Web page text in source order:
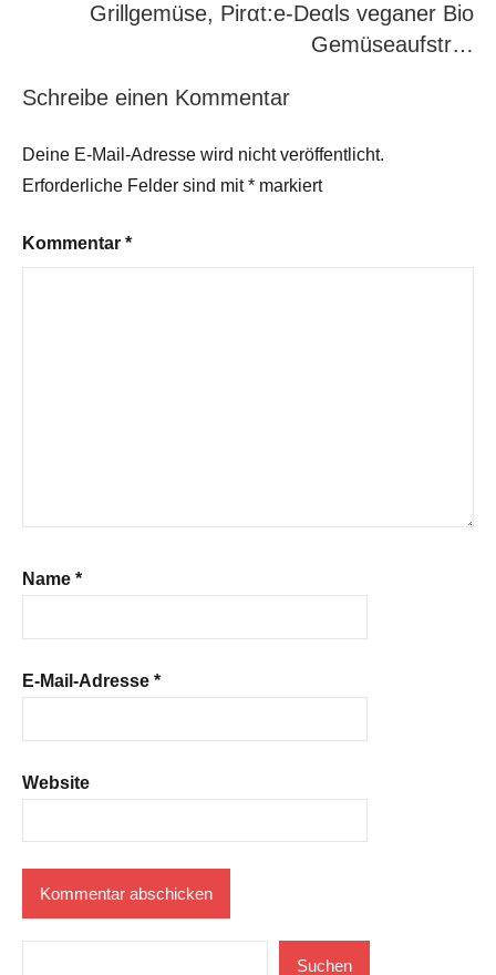
Grillgemüse, Pirαt:е-Dеαls veganer Bio
Gemüseaufstr…
Schreibe einen Kommentar
Deine E-Mail-Adresse wird nicht veröffentlicht.
Erforderliche Felder sind mit* markiert
Kommentar *
Name *
E-Mail-Adresse *
Website
Suchen